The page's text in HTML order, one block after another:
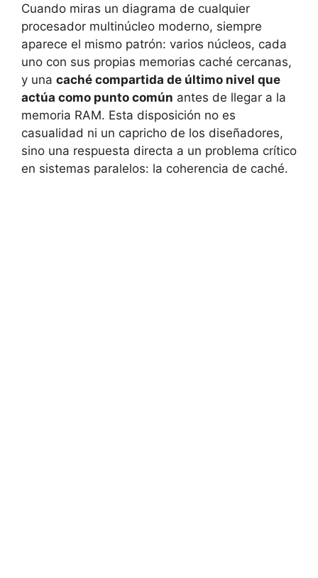
Cuando miras un diagrama de cualquier
procesador multinúcleo moderno, siempre
aparece el mismo patrón: varios núcleos, cada
uno con sus propias memorias caché cercanas,
y una caché compartida de último nivel que
actúa como punto común antes de llegar a la
memoria RAM. Esta disposición no es
casualidad ni un capricho de los diseñadores,
sino una respuesta directa a un problema crítico
en sistemas paralelos: la coherencia de caché.